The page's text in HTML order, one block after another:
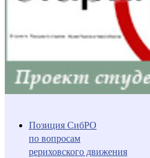
Позиция СибРО
по вопросам
рериховского движения